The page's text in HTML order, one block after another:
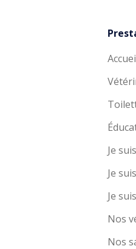
Je
Je
Je
Nos
Nos